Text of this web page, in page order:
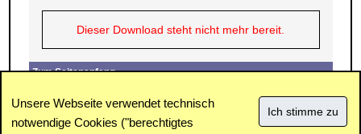
Dieser Download steht nicht mehr bereit.
Zum Seitenanfang
Unsere Webseite verwendet technisch
notwendige Cookies ("berechtigtes